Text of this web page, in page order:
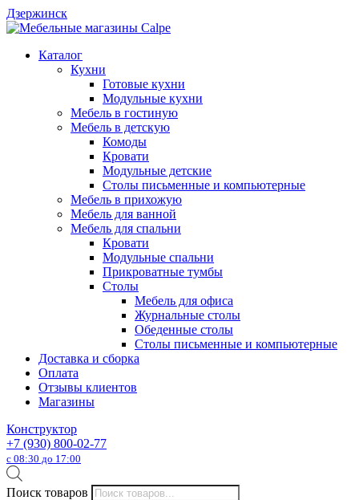
Дзержинск
Каталог
Кухни
Готовые кухни
Модульные кухни
Мебель в гостиную
Мебель в детскую
Комоды
Кровати
Модульные детские
Столы письменные и компьютерные
Мебель в прихожую
Мебель для ванной
Мебель для спальни
Кровати
Модульные спальни
Прикроватные тумбы
Столы
Мебель для офиса
Журнальные столы
Обеденные столы
Столы письменные и компьютерные
Доставка и сборка
Оплата
Отзывы клиентов
Магазины
Конструктор
+7 (930) 800-02-77
с 08:30 до 17:00
Поиск товаров